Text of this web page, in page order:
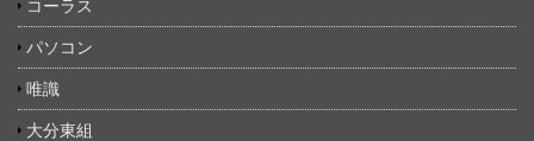
コーラス
パソコン
唯識
大分東組